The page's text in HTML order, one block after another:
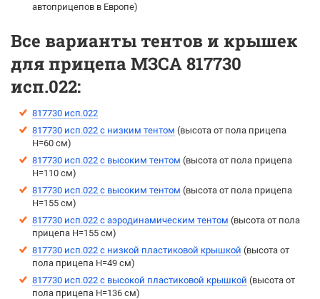
автоприцепов в Европе)
Все варианты тентов и крышек
для прицепа МЗСА 817730
исп.022:
817730 исп.022
817730 исп.022 с низким тентом (высота от пола прицепа
H=60 см)
817730 исп.022 с высоким тентом (выcота от пола прицепа
H=110 см)
817730 исп.022 с высоким тентом (выcота от пола прицепа
H=155 см)
817730 исп.022 с аэродинамическим тентом (выcота от пола
прицепа H=155 см)
817730 исп.022 с низкой пластиковой крышкой (высота от
пола прицепа H=49 см)
817730 исп.022 с высокой пластиковой крышкой (высота от
пола прицепа H=136 см)